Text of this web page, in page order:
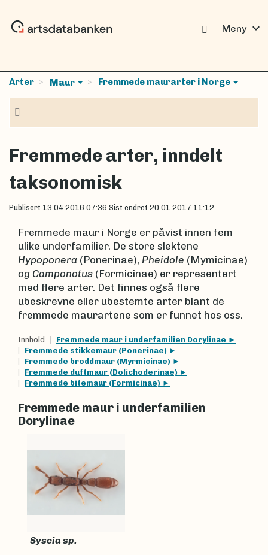
Meny expand_more
Arter Maur Fremmede maurarter i Norge
Fremmede arter, inndelt
taksonomisk
Publisert 13.04.2016 07:36 Sist endret 20.01.2017 11:12
Fremmede maur i Norge er påvist innen fem
ulike underfamilier. De store slektene
Hypoponera (Ponerinae), Pheidole (Mymicinae)
og Camponotus (Formicinae) er representert
med flere arter. Det finnes også flere
ubeskrevne eller ubestemte arter blant de
fremmede maurartene som er funnet hos oss.
Innhold
Fremmede maur i underfamilien Dorylinae
Fremmede stikkemaur (Ponerinae)
Fremmede broddmaur (Myrmicinae)
Fremmede duftmaur (Dolichoderinae)
Fremmede bitemaur (Formicinae)
Fremmede maur i underfamilien
Dorylinae
Syscia sp.